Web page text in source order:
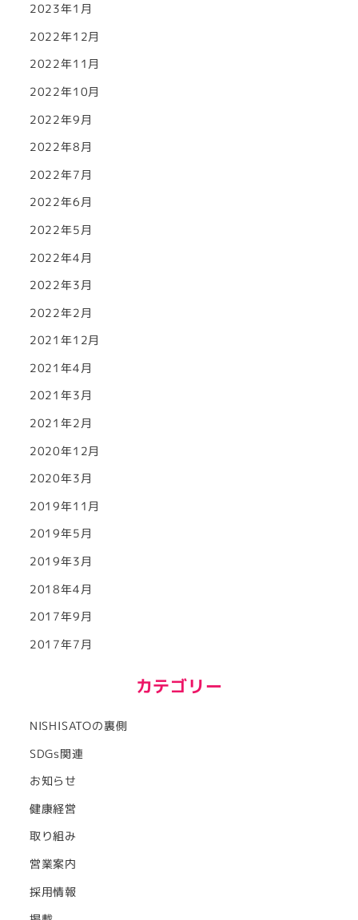
2023年1月
2022年12月
2022年11月
2022年10月
2022年9月
2022年8月
2022年7月
2022年6月
2022年5月
2022年4月
2022年3月
2022年2月
2021年12月
2021年4月
2021年3月
2021年2月
2020年12月
2020年3月
2019年11月
2019年5月
2019年3月
2018年4月
2017年9月
2017年7月
カテゴリー
NISHISATOの裏側
SDGs関連
お知らせ
健康経営
取り組み
営業案内
採用情報